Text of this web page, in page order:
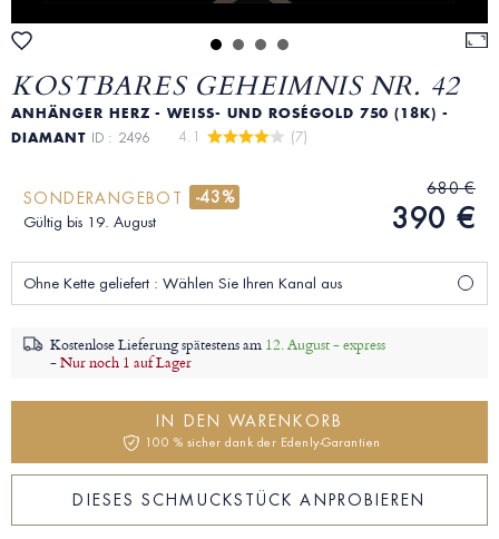
KOSTBARES GEHEIMNIS NR. 42
ANHÄNGER HERZ - WEISS- UND ROSÉGOLD 750 (18K) - D
IAMANT ID : 2496 4.1 (7)
SONDERANGEBOT -43%
Gültig bis 19. August
680 €
390 €
Ohne Kette geliefert : Wählen Sie Ihren Kanal aus
Kostenlose Lieferung spätestens am 12. August - express
-Nur noch 1 auf Lager
IN DEN WARENKORB
100 % sicher dank der Edenly-Garantien
DIESES SCHMUCKSTÜCK ANPROBIEREN